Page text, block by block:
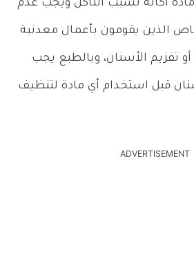
مادة آكالة تسبب التآكل ويجب عدم
الذين يقومون بأعمال معدنية
تقزيم الأسنان، وبالطبع يجب
قبل استخدام أي مادة لتنظيف
ADVERTISEMENT